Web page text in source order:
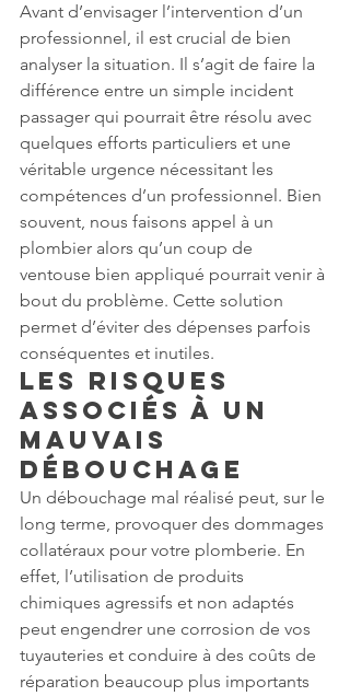
Avant d’envisager l’intervention d’un
professionnel, il est crucial de bien
analyser la situation. Il s’agit de faire la
différence entre un simple incident
passager qui pourrait être résolu avec
quelques efforts particuliers et une
véritable urgence nécessitant les
compétences d’un professionnel. Bien
souvent, nous faisons appel à un
plombier alors qu’un coup de
ventouse bien appliqué pourrait venir à
bout du problème. Cette solution
permet d’éviter des dépenses parfois
conséquentes et inutiles.
Les risques
associés à un
mauvais
débouchage
Un débouchage mal réalisé peut, sur le
long terme, provoquer des dommages
collatéraux pour votre plomberie. En
effet, l’utilisation de produits
chimiques agressifs et non adaptés
peut engendrer une corrosion de vos
tuyauteries et conduire à des coûts de
réparation beaucoup plus importants